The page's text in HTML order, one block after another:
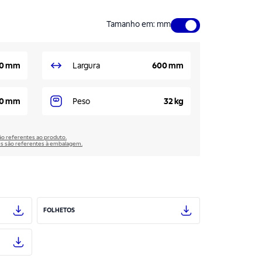
Tamanho em: mm
mm Largura 600 mm
mm Peso 32 kg
referentes ao produto.
são referentes à embalagem.
FOLHETOS